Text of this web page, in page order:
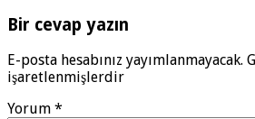
Bir cevap yazın
E-posta hesabınız yayımlanmayacak.
işaretlenmişlerdir
Yorum *